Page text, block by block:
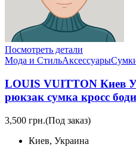
Посмотреть детали
Мода и СтильАксессуары
LOUIS VUITTON Киев
рюкзак сумка кросс
3,500 грн.(Под заказ)
Киев, Украина